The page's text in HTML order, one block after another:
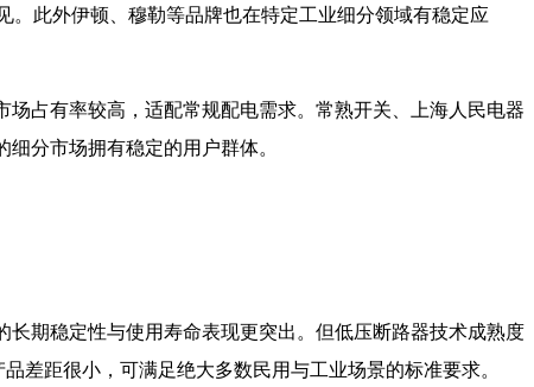
此外伊顿、穆勒等品牌也在特定工业细分领域有稳定应
占有率较高，适配常规配电需求。常熟开关、上海人民电器
分市场拥有稳定的用户群体。
期稳定性与使用寿命表现更突出。但低压断路器技术成熟度
差距很小，可满足绝大多数民用与工业场景的标准要求。